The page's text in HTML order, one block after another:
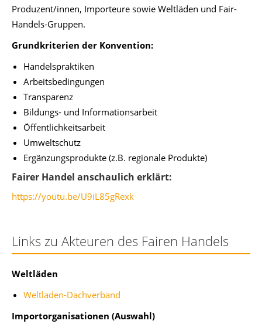
Produzent/innen, Importeure sowie Weltläden und Fair-
Handels-Gruppen.
Grundkriterien der Konvention:
Handelspraktiken
Arbeitsbedingungen
Transparenz
Bildungs- und Informationsarbeit
Öffentlichkeitsarbeit
Umweltschutz
Ergänzungsprodukte (z.B. regionale Produkte)
Fairer Handel anschaulich erklärt:
https://youtu.be/U9iL85gRexk
Links zu Akteuren des Fairen Handels
Weltläden
Weltladen-Dachverband
Importorganisationen (Auswahl)